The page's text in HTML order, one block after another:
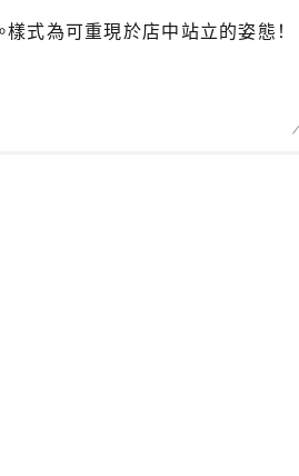
式為可重現於店中站立的姿態！